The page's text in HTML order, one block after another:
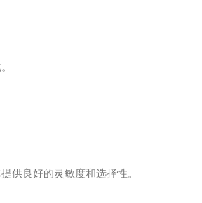
良好的灵敏度和选择性。